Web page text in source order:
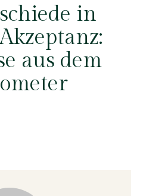
in
aus dem